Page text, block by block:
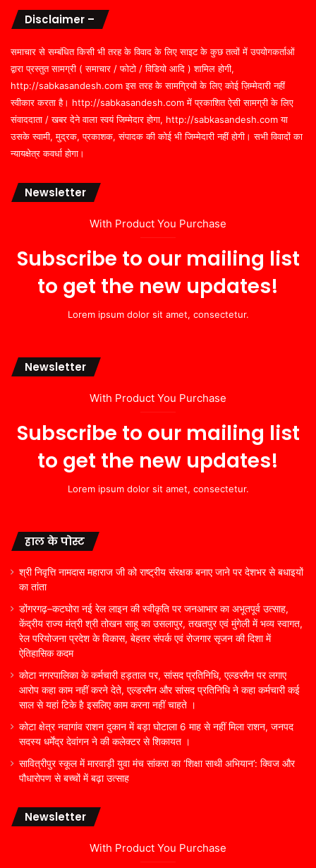
Disclaimer –
समाचार से सम्बंधित किसी भी तरह के विवाद के लिए साइट के कुछ तत्वों में उपयोगकर्ताओं
द्वारा प्रस्तुत सामग्री ( समाचार / फोटो / विडियो आदि ) शामिल होगी,
http://sabkasandesh.com इस तरह के सामग्रियों के लिए कोई ज़िम्मेदारी नहीं
स्वीकार करता है। http://sabkasandesh.com में प्रकाशित ऐसी सामग्री के लिए
संवाददाता / खबर देने वाला स्वयं जिम्मेदार होगा, http://sabkasandesh.com या
उसके स्वामी, मुद्रक, प्रकाशक, संपादक की कोई भी जिम्मेदारी नहीं होगी। सभी विवादों का
न्यायक्षेत्र कवर्धा होगा।
Newsletter
With Product You Purchase
Subscribe to our mailing list
to get the new updates!
Lorem ipsum dolor sit amet, consectetur.
Newsletter
With Product You Purchase
Subscribe to our mailing list
to get the new updates!
Lorem ipsum dolor sit amet, consectetur.
हाल के पोस्ट
श्री निवृत्ति नामदास महाराज जी को राष्ट्रीय संरक्षक बनाए जाने पर देशभर से बधाइयों
का तांता
डोंगरगढ़–कटघोरा नई रेल लाइन की स्वीकृति पर जनआभार का अभूतपूर्व उत्साह,
केंद्रीय राज्य मंत्री श्री तोखन साहू का उसलापुर, तखतपुर एवं मुंगेली में भव्य स्वागत,
रेल परियोजना प्रदेश के विकास, बेहतर संपर्क एवं रोजगार सृजन की दिशा में
ऐतिहासिक कदम
कोटा नगरपालिका के कर्मचारी हड़ताल पर, सांसद प्रतिनिधि, एल्डरमैन पर लगाए
आरोप कहा काम नहीं करने देते, एल्डरमैन और सांसद प्रतिनिधि ने कहा कर्मचारी कई
साल से यहां टिके है इसलिए काम करना नहीं चाहते ।
कोटा क्षेत्र नवागांव राशन दुकान में बड़ा घोटाला 6 माह से नहीं मिला राशन, जनपद
सदस्य धर्मेंद्र देवांगन ने की कलेक्टर से शिकायत ।
सावित्रीपुर स्कूल में मारवाड़ी युवा मंच सांकरा का ‘शिक्षा साथी अभियान’: क्विज और
पौधारोपण से बच्चों में बढ़ा उत्साह
Newsletter
With Product You Purchase